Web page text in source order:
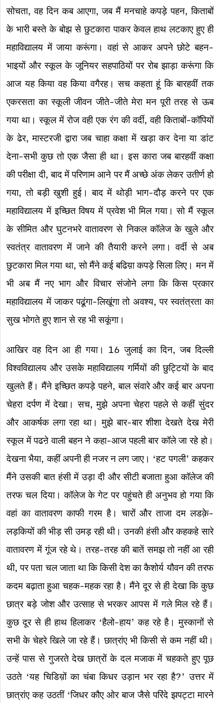
सोचता, वह दिन कब आएगा, जब मैं मनचाहे कपड़े पहन, किताबों
के भारी बस्ते के बोझ से छुटकारा पाकर केवल हाथ लटकाए हुए ही
महाविद्यालय में जाया करूंगा। वहां से आकर अपने छोटे बहन-
भाइयों और स्कूल के जूनियर सहपाठियों पर रोब झाड़ा करूंगा कि
आज यह किया वह किया वगैरह। सच कहता हूं कि बारहवीं तक
एकरसता का स्कूली जीवन जीते-जीते मेरा मन पूरी तरह से ऊब
गया था। स्कूल में रोज वही एक रंग की वर्दी, वही किताबों-कॉपियों
के ढेर, मास्टरजी द्वारा जब चाहा कक्षा में खड़ा कर देना या डांट
देना-सभी कुछ तो एक जैसा ही था। इस कारा जब बारहवीं कक्षा
की परीक्षा दी, बाद में परिणाम आने पर मैं अच्छे अंक लेकर उतीर्ण हो
गया, तो बड़ी खुशी हुई। बाद में थोड़ी भाग-दौड़ करने पर एक
महाविद्यालय में इच्छित विषय में प्रवेश भी मिल गया। सो मैं स्कूल
के सीमित और घुटनभरे वातावरण से निकल कॉलेज के खुले और
स्वतंत्र वातावरण में जाने की तैयारी करने लगा। वर्दी से अब
छुटकारा मिल गया था, सो मैंने कई बढिय़ा कपड़े सिला लिए। मन में
भी अब मैं नए भाग और विचार संजोने लगा कि किस प्रकार
महाविद्यालय में जाकर पढूंगा-लिखूंगा तो अवश्य, पर स्वतंत्रता का
सुख भोगते हुए शान से रह भी सकूंगा।
आखिर वह दिन आ ही गया। 16 जुलाई का दिन, जब दिल्ली
विश्वविद्यालय और उसके महाविद्यालय गर्मियों की छुट्टियों के बाद
खुलते हैं। मैंने इच्छित कपड़े पहने, बाल संवारे और कई बार अपना
चेहरा दर्पण में देखा। सच, मुझे अपना चेहरा पहले से कहीं सुंदर
और आकर्षक लगा रहा था। मुझे बार-बार शीशा देखते देख मेरी
स्कूल में पढऩे वाली बहन ने कहा-आज पहली बार कॉले जा रहे हो।
देखना भैया, कहीं अपनी ही नजर न लग जाए। ‘हट पगली’ कहकर
मैंने उसकी बात हंसी में उड़ा दी और सीटी बजाता हुआ कॉलेज की
तरफ चल दिया। कॉलेज के गेट पर पहुंचते ही अनुभव हो गया कि
वहां का वातावरण काफी गरम है। चारों और ताजा दम लडक़े-
लड़कियों की भीड़ सी उमड़ रही थी। उनकी हंसी और कहकहे सारे
वातावरण में गूंज रहे थे। तरह-तरह की बातें समझ तो नहीं आ रही
थी, पर पता चल जाता था कि किसी देश का कैशोर्य यौवन की तरफ
कदम बढ़ाता हुआ चहक-महक रहा है। मैंने दूर से ही देखा कि कुछ
छात्र बड़े जोश और उत्साह से भरकर आपस में गले मिल रहे हैं।
कुछ दूर से ही हाथ हिलाकर ‘हैलो-हाय’ कह रहे है। मुस्कानों से
सभी के चेहरे खिले जा रहे हैं। छात्रांए भी किसी से कम नहीं थी।
उन्हें पास से गुजरते देख छात्रों के दल मजाक में चहकते हुए पूछ
उठते ‘यह चिडिय़ों का चंबा किधर उड़ान भर रहा है?’ उत्तर में
छात्रांए कह उठतीं ‘जिधर कौए ओर बाज जैसे परिंदे झपट्टा मारने